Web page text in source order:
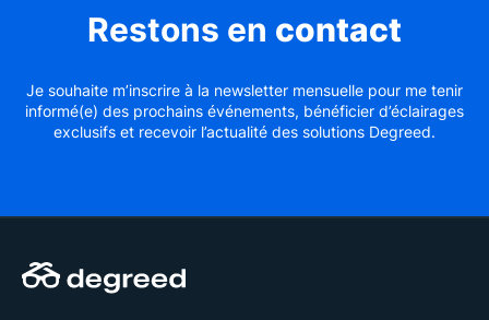
Restons en contact
Je souhaite m’inscrire à la newsletter mensuelle pour me tenir
informé(e) des prochains événements, bénéficier d’éclairages
exclusifs et recevoir l’actualité des solutions Degreed.